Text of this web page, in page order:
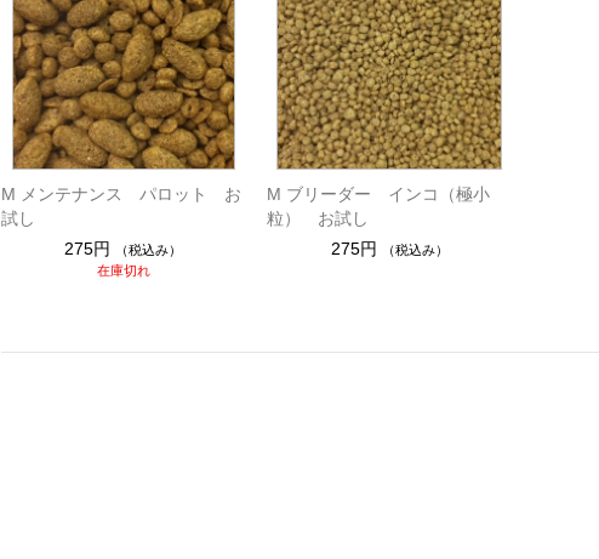
M メンテナンス パロット お
試し
275円
（税込み）
在庫切れ
M ブリーダー インコ（極小
粒） お試し
275円
（税込み）